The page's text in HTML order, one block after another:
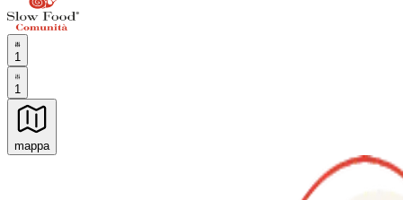
1
1
mappa
Esperienze culinarie indimenticabili: Esperienze